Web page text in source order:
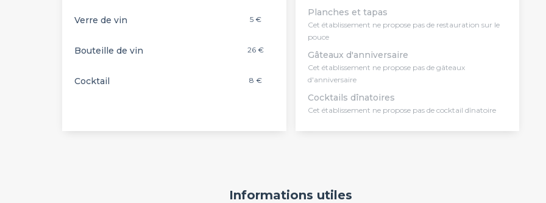
Verre de vin 5 €
Bouteille de vin 26 €
Cocktail 8 €
Planches et tapas
Cet établissement ne propose pas de restauration sur le
pouce
Gâteaux d'anniversaire
Cet établissement ne propose pas de gâteaux
d'anniversaire
Cocktails dînatoires
Cet établissement ne propose pas de cocktail dînatoire
Informations utiles